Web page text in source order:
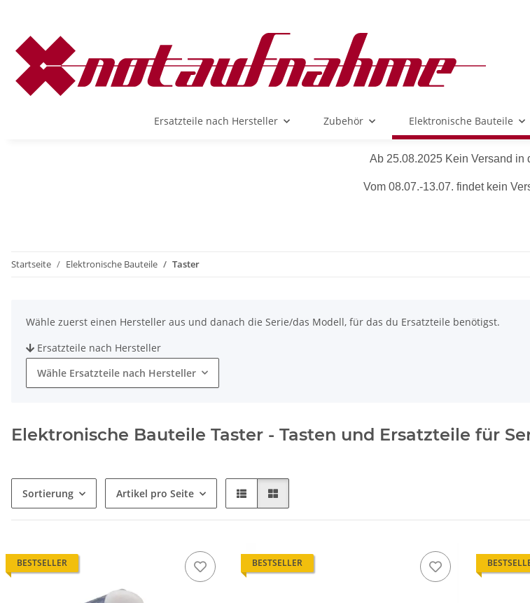
Ersatzteile nach Hersteller Zubehör Elektronische Bauteile
Ab 25.08.2025 Kein Versand in
Vom 08.07.-13.07. findet kein
Startseite Elektronische Bauteile Taster
Wähle zuerst einen Hersteller aus und danach die Serie/das Modell, für das du Ersatzteile benötigst.
Ersatzteile nach Hersteller
Wähle Ersatzteile nach Hersteller
Elektronische Bauteile Taster - Tasten und Ersatzteile für
Sortierung Artikel pro Seite
BESTSELLER BESTSELLER